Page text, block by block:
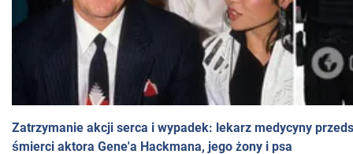
Zatrzymanie akcji serca i wypadek: lekarz medycyny
śmierci aktora Gene'a Hackmana, jego żony i psa